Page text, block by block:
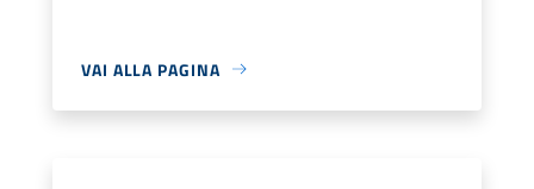
VAI ALLA PAGINA